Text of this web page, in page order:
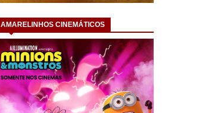
AMARELINHOS CINEMÁTICOS